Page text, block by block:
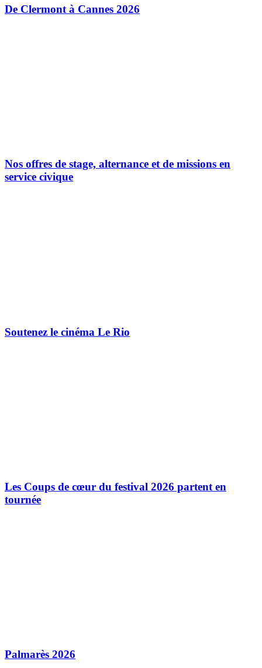
De Clermont à Cannes 2026
Nos offres de stage, alternance et de missions en
service civique
Soutenez le cinéma Le Rio
Les Coups de cœur du festival 2026 partent en
tournée
Palmarès 2026